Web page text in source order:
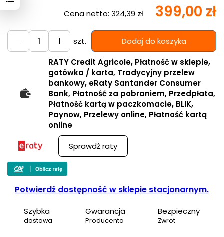
Cena netto: 324,39 zł 399,00 zł
szt.
Dodaj do koszyka
RATY Credit Agricole, Płatność w sklepie,
gotówka / karta, Tradycyjny przelew
bankowy, eRaty Santander Consumer
Bank, Płatność za pobraniem, Przedpłata,
Płatność kartą w paczkomacie, BLIK,
Paynow, Przelewy online, Płatność kartą
online
Sprawdź raty
Potwierdź dostępność w sklepie stacjonarnym.
Szybka
dostawa
Gwarancja
Producenta
Bezpieczny
Zwrot